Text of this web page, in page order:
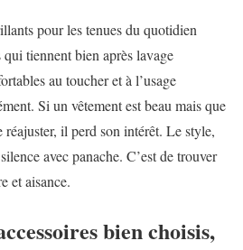
pour les tenues du quotidien
tiennent bien après lavage
au toucher et à l’usage
Si un vêtement est beau mais que
réajuster, il perd son intérêt. Le style,
avec panache. C’est de trouver
et aisance.
bien choisis,